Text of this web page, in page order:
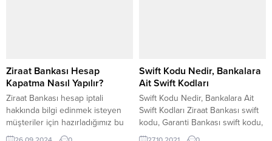
bu banka ülkemizin ilk dijital
bankalarından biridir. Enpara swift
kodu ve...
başvurusu yapabilirsiniz.
Denizbank banka hesabı kapatma
için kullanabileceğiniz yöntemler
aşağıdaki gibidir; Şubeden
hesap...
Ziraat Bankası Hesap
Kapatma Nasıl Yapılır?
Ziraat Bankası hesap iptali
hakkında bilgi edinmek isteyen
müşteriler için hazırladığımız bu
makalemizde hangi kanallar
Swift Kodu Nedir, Bankalara
Ait Swift Kodları
Swift Kodu Nedir, Bankalara Ait
Swift Kodları Ziraat Bankası swift
kodu, Garanti Bankası swift kodu,
Ziraat swift kodu, Akbank swift